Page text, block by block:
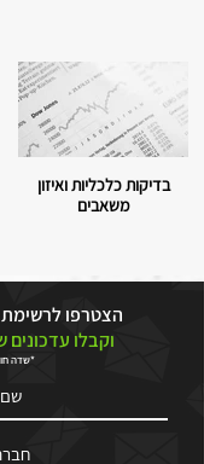
בדיקות כלכליות ואיזון
משאבים
הצטרפו
וקבלו עדכונים
*שדה